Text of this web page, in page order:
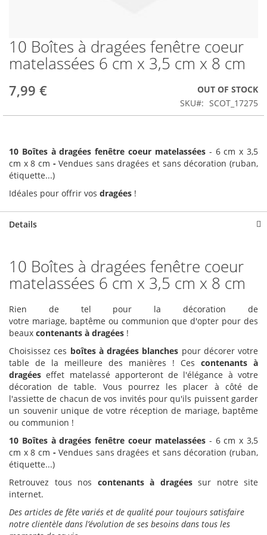
Skip
to
the
of
images
10 Boîtes à dragées fenêtre coeur
matelassées 6 cm x 3,5 cm x 8 cm
7,99 €
OUT OF STOCK
SKU
SCOT_17275
10 Boîtes à dragées fenêtre coeur matelassées - 6 cm x 3,5
cm x 8 cm -Vendues sans dragées et sans décoration (ruban,
étiquette...)
Idéales pour offrir vos dragées !
Details
10 Boîtes à dragées fenêtre coeur
matelassées 6 cm x 3,5 cm x 8 cm
Rien de tel pour la décoration de
votre mariage, baptême ou communion que d'opter pour des
beaux contenants à dragées !
Choisissez ces boîtes à dragées blanches pour décorer votre
table de la meilleure des manières ! Ces contenants à
dragées effet matelassé apporteront de l'élégance à votre
décoration de table. Vous pourrez les placer à côté de
l'assiette de chacun de vos invités pour qu'ils puissent garder
un souvenir unique de votre réception de mariage, baptême
ou communion !
10 Boîtes à dragées fenêtre coeur matelassées - 6 cm x 3,5
cm x 8 cm -Vendues sans dragées et sans décoration (ruban,
étiquette...)
Retrouvez tous nos contenants à dragéessur notre site
internet.
Des articles de fête variés et de qualité pour toujours satisfaire
notre clientèle dans l’évolution de ses besoins dans tous les